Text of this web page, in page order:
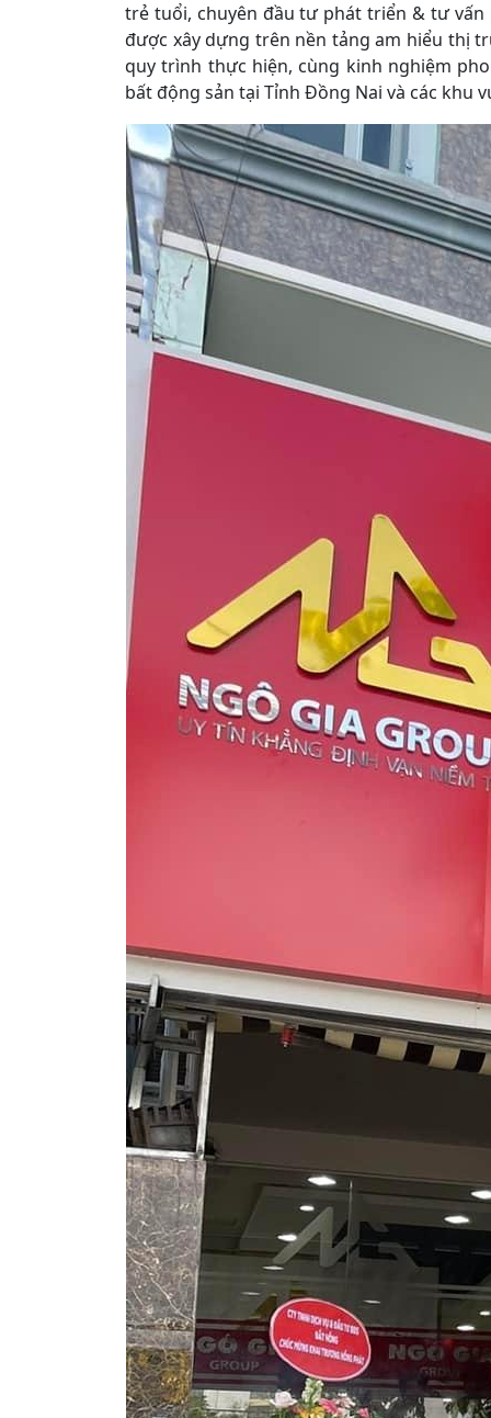
trẻ tuổi, chuyên đầu tư phát triển & tư
được xây dựng trên nền tảng am hiểu thị
quy trình thực hiện, cùng kinh nghiệm
bất động sản tại Tỉnh Đồng Nai và các khu